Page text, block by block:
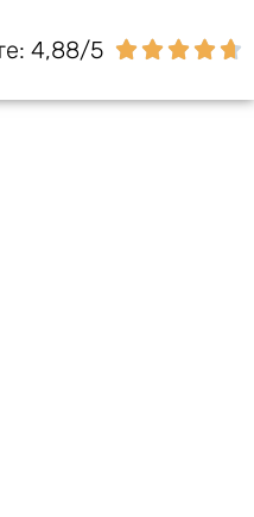
4,88/5 